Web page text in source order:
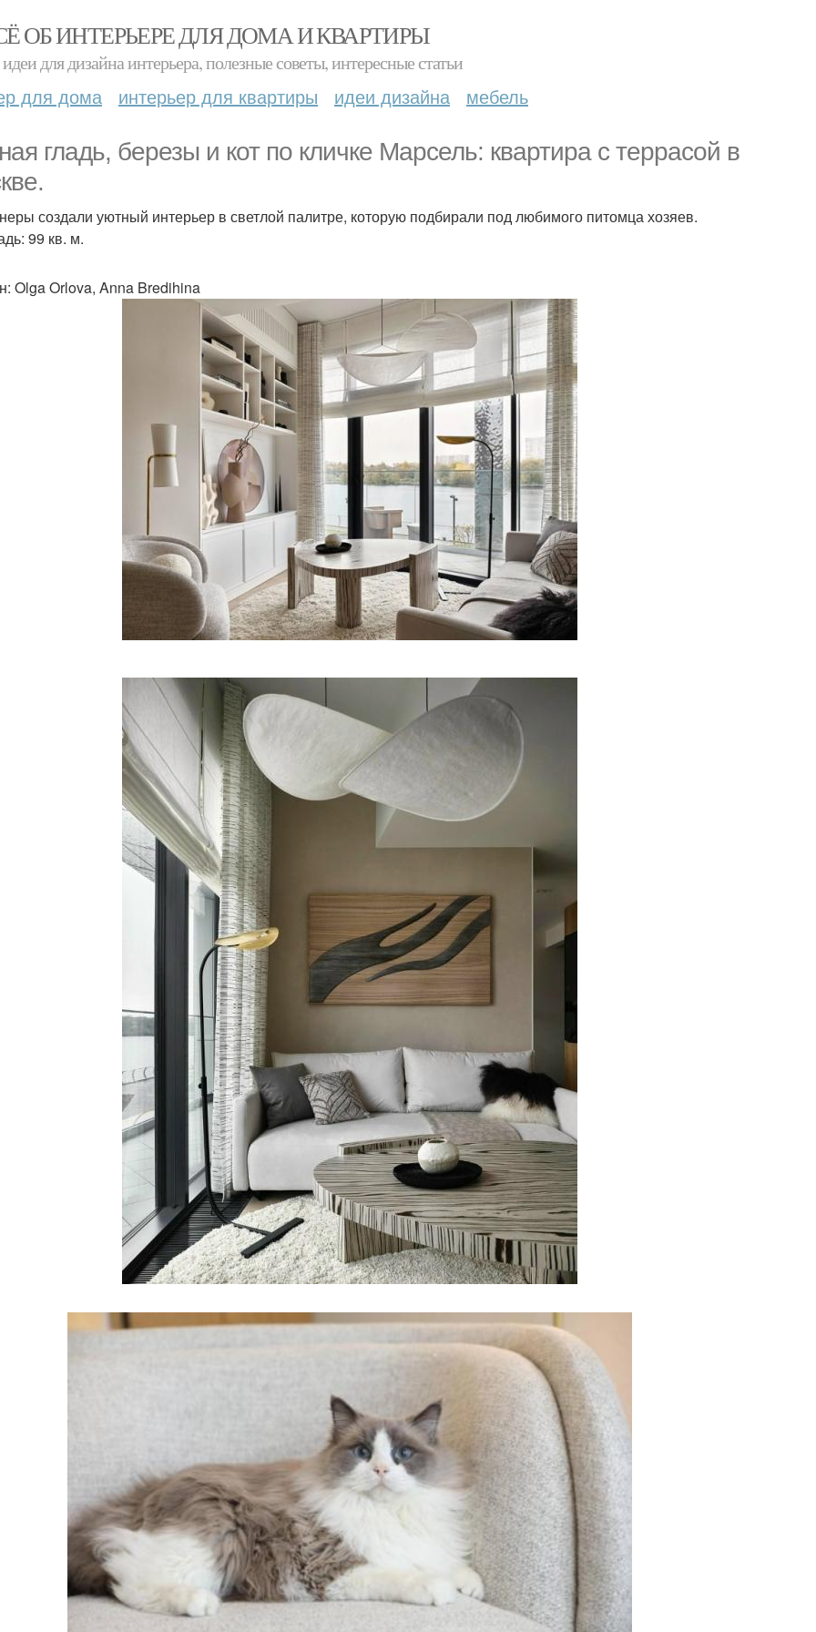
ОБ ИНТЕРЬЕРЕ ДЛЯ ДОМА И КВАРТИРЫ
для дизайна интерьера, полезные советы, интересные статьи
для дома интерьер для квартиры идеи дизайна мебель
гладь, березы и кот по кличке Марсель: квартира с террасой в
создали уютный интерьер в светлой палитре, которую подбирали под любимого питомца хозяев.
99 кв. м.
Olga Orlova, Anna Bredihina